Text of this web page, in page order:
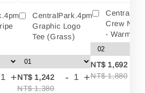
+
CentralPark.4pm
Graphic Logo
Tee (Grass)
NT$ 1,242
NT$ 1,380
- +
Crew
- Warm
NT$ 1,692
NT$ 1,880